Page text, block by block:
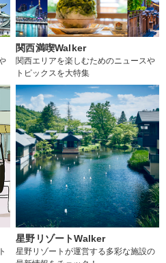
関西満喫Walker
関西エリアを楽しむためのニュースや
トピックスを大特集
星野リゾートWalker
星野リゾートが運営する多彩な施設の